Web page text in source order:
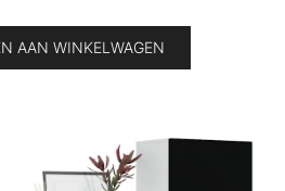
AAN WINKELWAGEN